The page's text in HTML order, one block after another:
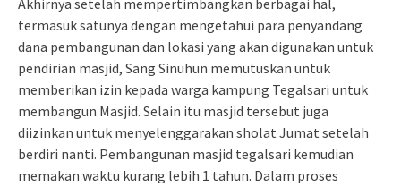
termasuk satunya dengan mengetahui para penyandang
dana pembangunan dan lokasi yang akan digunakan untuk
pendirian masjid, Sang Sinuhun memutuskan untuk
memberikan izin kepada warga kampung Tegalsari untuk
membangun Masjid. Selain itu masjid tersebut juga
diizinkan untuk menyelenggarakan sholat Jumat setelah
berdiri nanti. Pembangunan masjid tegalsari kemudian
memakan waktu kurang lebih 1 tahun. Dalam proses